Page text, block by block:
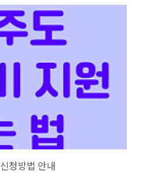
남 청년부부 결혼축하금을 지원받
주 청년부부(49세 이하)에 해당되어
주, 광양, 담양, 곡성, 구례, 고흥,
안, 함평, 영광, 장성, 완도, 진도,
두 49세 이하혼인2..
청방법 안내